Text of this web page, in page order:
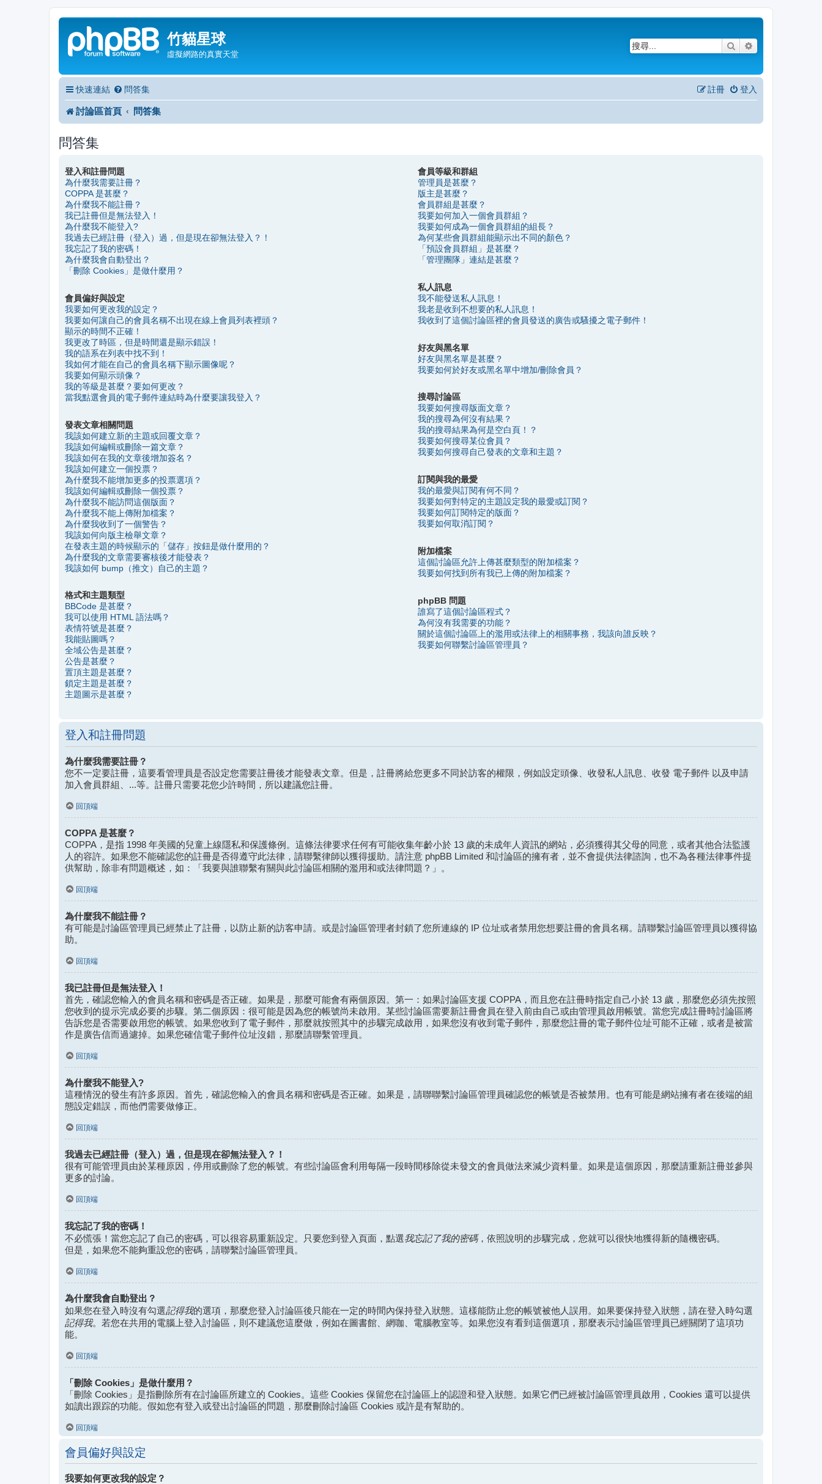
竹貓星球
虛擬網路的真實天堂
搜尋
快速連結 問答集 登入
註冊
討論區首頁 問答集
問答集
登入和註冊問題
為什麼我需要註冊？
COPPA 是甚麼？
為什麼我不能註冊？
我已註冊但是無法登入！
為什麼我不能登入?
我過去已經註冊（登入）過，但是現在卻無法登入？！
我忘記了我的密碼！
為什麼我會自動登出？
「刪除 Cookies」是做什麼用？
會員偏好與設定
我要如何更改我的設定？
我要如何讓自己的會員名稱不出現在線上會員列表裡頭？
顯示的時間不正確！
我更改了時區，但是時間還是顯示錯誤！
我的語系在列表中找不到！
我如何才能在自己的會員名稱下顯示圖像呢？
我要如何顯示頭像？
我的等級是甚麼？要如何更改？
當我點選會員的電子郵件連結時為什麼要讓我登入？
發表文章相關問題
我該如何建立新的主題或回覆文章？
我該如何編輯或刪除一篇文章？
我該如何在我的文章後增加簽名？
我該如何建立一個投票？
為什麼我不能增加更多的投票選項？
我該如何編輯或刪除一個投票？
為什麼我不能訪問這個版面？
為什麼我不能上傳附加檔案？
為什麼我收到了一個警告？
我該如何向版主檢舉文章？
在發表主題的時候顯示的「儲存」按鈕是做什麼用的？
為什麼我的文章需要審核後才能發表？
我該如何 bump（推文）自己的主題？
格式和主題類型
BBCode 是甚麼？
我可以使用 HTML 語法嗎？
表情符號是甚麼？
我能貼圖嗎？
全域公告是甚麼？
公告是甚麼？
置頂主題是甚麼？
鎖定主題是甚麼？
主題圖示是甚麼？
會員等級和群組
管理員是甚麼？
版主是甚麼？
會員群組是甚麼？
我要如何加入一個會員群組？
我要如何成為一個會員群組的組長？
為何某些會員群組能顯示出不同的顏色？
「預設會員群組」是甚麼？
「管理團隊」連結是甚麼？
私人訊息
我不能發送私人訊息！
我老是收到不想要的私人訊息！
我收到了這個討論區裡的會員發送的廣告或騷擾之電子郵件！
好友與黑名單
好友與黑名單是甚麼？
我要如何於好友或黑名單中增加/刪除會員？
搜尋討論區
我要如何搜尋版面文章？
我的搜尋為何沒有結果？
我的搜尋結果為何是空白頁！？
我要如何搜尋某位會員？
我要如何搜尋自己發表的文章和主題？
訂閱與我的最愛
我的最愛與訂閱有何不同？
我要如何對特定的主題設定我的最愛或訂閱？
我要如何訂閱特定的版面？
我要如何取消訂閱？
附加檔案
這個討論區允許上傳甚麼類型的附加檔案？
我要如何找到所有我已上傳的附加檔案？
phpBB 問題
誰寫了這個討論區程式？
為何沒有我需要的功能？
關於這個討論區上的濫用或法律上的相關事務，我該向誰反映？
我要如何聯繫討論區管理員？
登入和註冊問題
為什麼我需要註冊？
您不一定要註冊，這要看管理員是否設定您需要註冊後才能發表文章。但是，註冊將給您更多不同於訪客的權限，例如設定頭像、收發私人訊息、收發 電子郵件 以及申請
加入會員群組、...等。註冊只需要花您少許時間，所以建議您註冊。
回頂端
COPPA 是甚麼？
COPPA，是指 1998 年美國的兒童上線隱私和保護條例。這條法律要求任何有可能收集年齡小於 13 歲的未成年人資訊的網站，必須獲得其父母的同意，或者其他合法監護
人的容許。如果您不能確認您的註冊是否得遵守此法律，請聯繫律師以獲得援助。請注意 phpBB Limited 和討論區的擁有者，並不會提供法律諮詢，也不為各種法律事件提
供幫助，除非有問題概述，如：「我要與誰聯繫有關與此討論區相關的濫用和或法律問題？」。
回頂端
為什麼我不能註冊？
有可能是討論區管理員已經禁止了註冊，以防止新的訪客申請。或是討論區管理者封鎖了您所連線的 IP 位址或者禁用您想要註冊的會員名稱。請聯繫討論區管理員以獲得協
助。
回頂端
我已註冊但是無法登入！
首先，確認您輸入的會員名稱和密碼是否正確。如果是，那麼可能會有兩個原因。第一：如果討論區支援 COPPA，而且您在註冊時指定自己小於 13 歲，那麼您必須先按照
您收到的提示完成必要的步驟。第二個原因：很可能是因為您的帳號尚未啟用。某些討論區需要新註冊會員在登入前由自己或由管理員啟用帳號。當您完成註冊時討論區將
告訴您是否需要啟用您的帳號。如果您收到了電子郵件，那麼就按照其中的步驟完成啟用，如果您沒有收到電子郵件，那麼您註冊的電子郵件位址可能不正確，或者是被當
作是廣告信而過濾掉。如果您確信電子郵件位址沒錯，那麼請聯繫管理員。
回頂端
為什麼我不能登入?
這種情況的發生有許多原因。首先，確認您輸入的會員名稱和密碼是否正確。如果是，請聯聯繫討論區管理員確認您的帳號是否被禁用。也有可能是網站擁有者在後端的組
態設定錯誤，而他們需要做修正。
回頂端
我過去已經註冊（登入）過，但是現在卻無法登入？！
很有可能管理員由於某種原因，停用或刪除了您的帳號。有些討論區會利用每隔一段時間移除從未發文的會員做法來減少資料量。如果是這個原因，那麼請重新註冊並參與
更多的討論。
回頂端
我忘記了我的密碼！
不必慌張！當您忘記了自己的密碼，可以很容易重新設定。只要您到登入頁面，點選我忘記了我的密碼，依照說明的步驟完成，您就可以很快地獲得新的隨機密碼。
但是，如果您不能夠重設您的密碼，請聯繫討論區管理員。
回頂端
為什麼我會自動登出？
如果您在登入時沒有勾選記得我的選項，那麼您登入討論區後只能在一定的時間內保持登入狀態。這樣能防止您的帳號被他人誤用。如果要保持登入狀態，請在登入時勾選
記得我。若您在共用的電腦上登入討論區，則不建議您這麼做，例如在圖書館、網咖、電腦教室等。如果您沒有看到這個選項，那麼表示討論區管理員已經關閉了這項功
能。
回頂端
「刪除 Cookies」是做什麼用？
「刪除 Cookies」是指刪除所有在討論區所建立的 Cookies。這些 Cookies 保留您在討論區上的認證和登入狀態。如果它們已經被討論區管理員啟用，Cookies 還可以提供
如讀出跟踪的功能。假如您有登入或登出討論區的問題，那麼刪除討論區 Cookies 或許是有幫助的。
回頂端
會員偏好與設定
我要如何更改我的設定？